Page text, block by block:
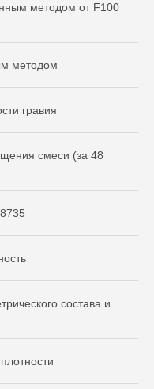
методом от F100
методом
гравия
смеси (за 48
состава и